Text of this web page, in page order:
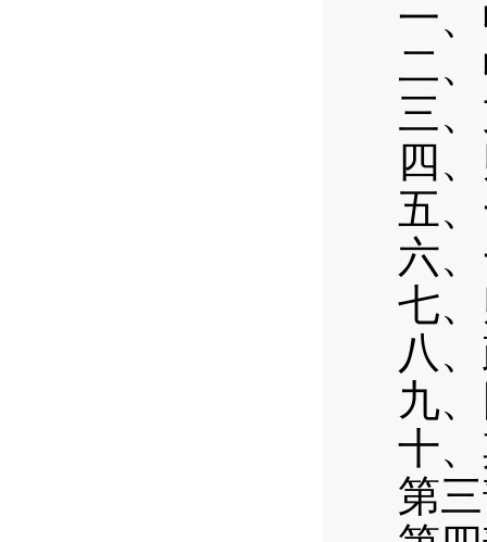
一
二
三
四
五
六
七
八
九
十
第